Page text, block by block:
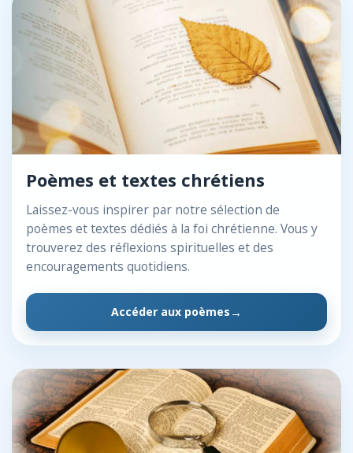
Poèmes et textes chrétiens
Laissez-vous inspirer par notre sélection de
poèmes et textes dédiés à la foi chrétienne. Vous y
trouverez des réflexions spirituelles et des
encouragements quotidiens.
Accéder aux poèmes